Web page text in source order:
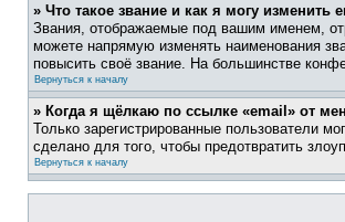
» Что такое звание и как я могу изменить
Звания, отображаемые под вашим именем,
можете напрямую изменять наименования
повысить своё звание. На большинстве
Вернуться к началу
» Когда я щёлкаю по ссылке «email» от
Только зарегистрированные пользователи
сделано для того, чтобы предотвратить
Вернуться к началу